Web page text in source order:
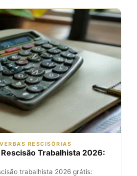
RESCISÓRIAS
Trabalhista 2026:
trabalhista 2026 grátis: